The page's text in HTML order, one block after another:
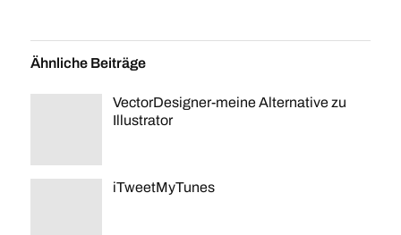
Ähnliche Beiträge
VectorDesigner-meine Alternative zu
Illustrator
iTweetMyTunes